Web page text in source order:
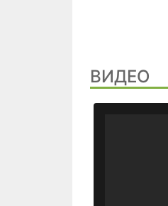
ВИДЕО